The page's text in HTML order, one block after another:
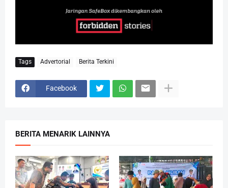
Tags Advertorial Berita Terkini
Facebook
BERITA MENARIK LAINNYA